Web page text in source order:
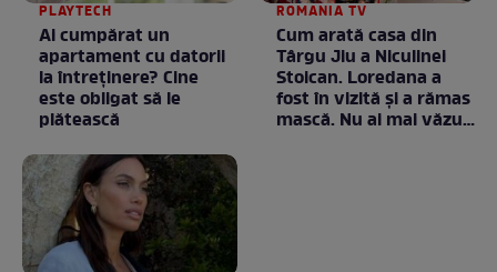
PLAYTECH
Ai cumpărat un
apartament cu datorii
la întreținere? Cine
este obligat să le
plătească
ROMANIA TV
Cum arată casa din
Târgu Jiu a Niculinei
Stoican. Loredana a
fost în vizită și a rămas
mască. Nu ai mai văzut